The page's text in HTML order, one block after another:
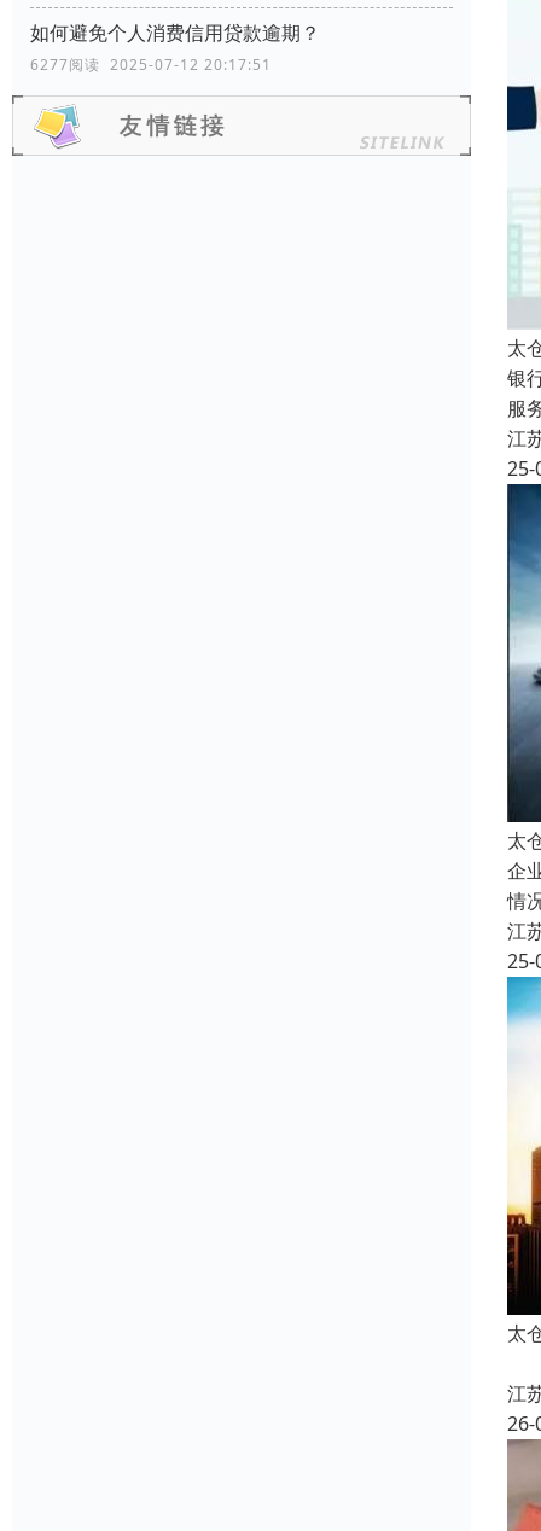
如何避免个人消费信用贷款逾期？
6277阅读 2025-07-12 20:17:51
太
银
服
江
25-
太
企
情
江
25-
太
江
26-